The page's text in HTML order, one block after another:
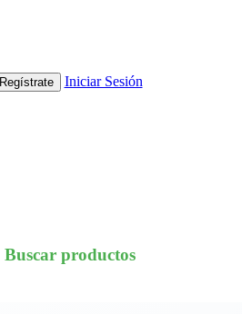
Regístrate Iniciar Sesión
Buscar productos